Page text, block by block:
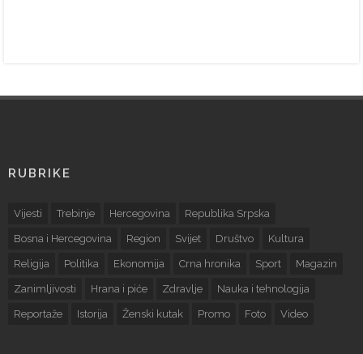
RUBRIKE
Vijesti Trebinje Hercegovina Republika Srpska
Bosna i Hercegovina Region Svijet Društvo Kultura
Religija Politika Ekonomija Crna hronika Sport Magazin
Zanimljivosti Hrana i piće Zdravlje Nauka i tehnologija
Reportaže Istorija Ženski kutak Promo Foto Video